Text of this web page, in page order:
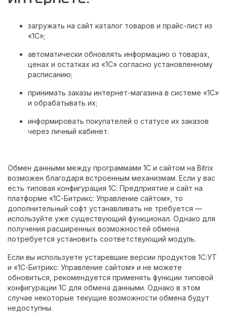
загружать на сайт каталог товаров и прайс-лист из
«1С»;
автоматически обновлять информацию о товарах,
ценах и остатках из «1С» согласно установленному
расписанию;
принимать заказы интернет-магазина в системе «1С»
и обрабатывать их;
информировать покупателей о статусе их заказов
через личный кабинет.
Обмен данными между программами 1С и сайтом на Bitrix
возможен благодаря встроенным механизмам. Если у вас
есть типовая конфигурация 1С: Предприятие и сайт на
платформе «1С-Битрикс: Управление сайтом», то
дополнительный софт устанавливать не требуется —
используйте уже существующий функционал. Однако для
получения расширенных возможностей обмена
потребуется установить соответствующий модуль.
Если вы используете устаревшие версии продуктов 1С:УТ
и «1С-Битрикс: Управление сайтом» и не можете
обновиться, рекомендуется применять функции типовой
конфигурации 1С для обмена данными. Однако в этом
случае некоторые текущие возможности обмена будут
недоступны.